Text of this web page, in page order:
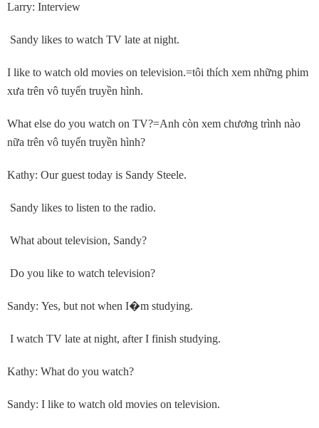
Larry: Interview
Sandy likes to watch TV late at night.
I like to watch old movies on television.=tôi thích xem những phim
xưa trên vô tuyến truyền hình.
What else do you watch on TV?=Anh còn xem chương trình nào
nữa trên vô tuyến truyền hình?
Kathy: Our guest today is Sandy Steele.
Sandy likes to listen to the radio.
What about television, Sandy?
Do you like to watch television?
Sandy: Yes, but not when I�m studying.
I watch TV late at night, after I finish studying.
Kathy: What do you watch?
Sandy: I like to watch old movies on television.